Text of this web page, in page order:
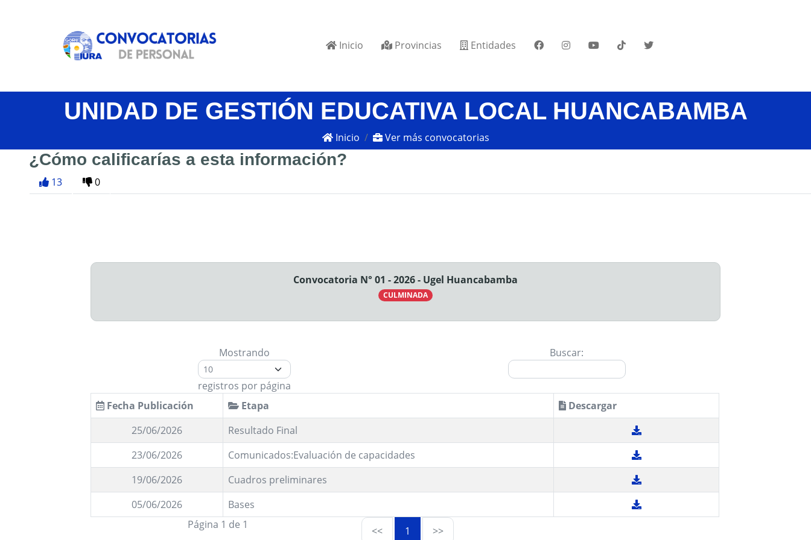
Inicio Provincias Entidades
UNIDAD DE GESTIÓN EDUCATIVA LOCAL HUANCABAMBA
Inicio Ver más convocatorias
¿Cómo calificarías a esta información?
13 0
Convocatoria N° 01 - 2026 - Ugel Huancabamba
CULMINADA
Mostrando
registros por página
Buscar:
Fecha Publicación Etapa
Descargar
25/06/2026
Resultado Final
23/06/2026
Comunicados:Evaluación de capacidades
19/06/2026
Cuadros preliminares
05/06/2026
Bases
Página 1 de 1
<< 1 >>